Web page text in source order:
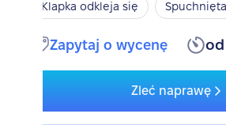
Klapka odkleja się
Zapytaj o wycenę od
Zleć naprawę